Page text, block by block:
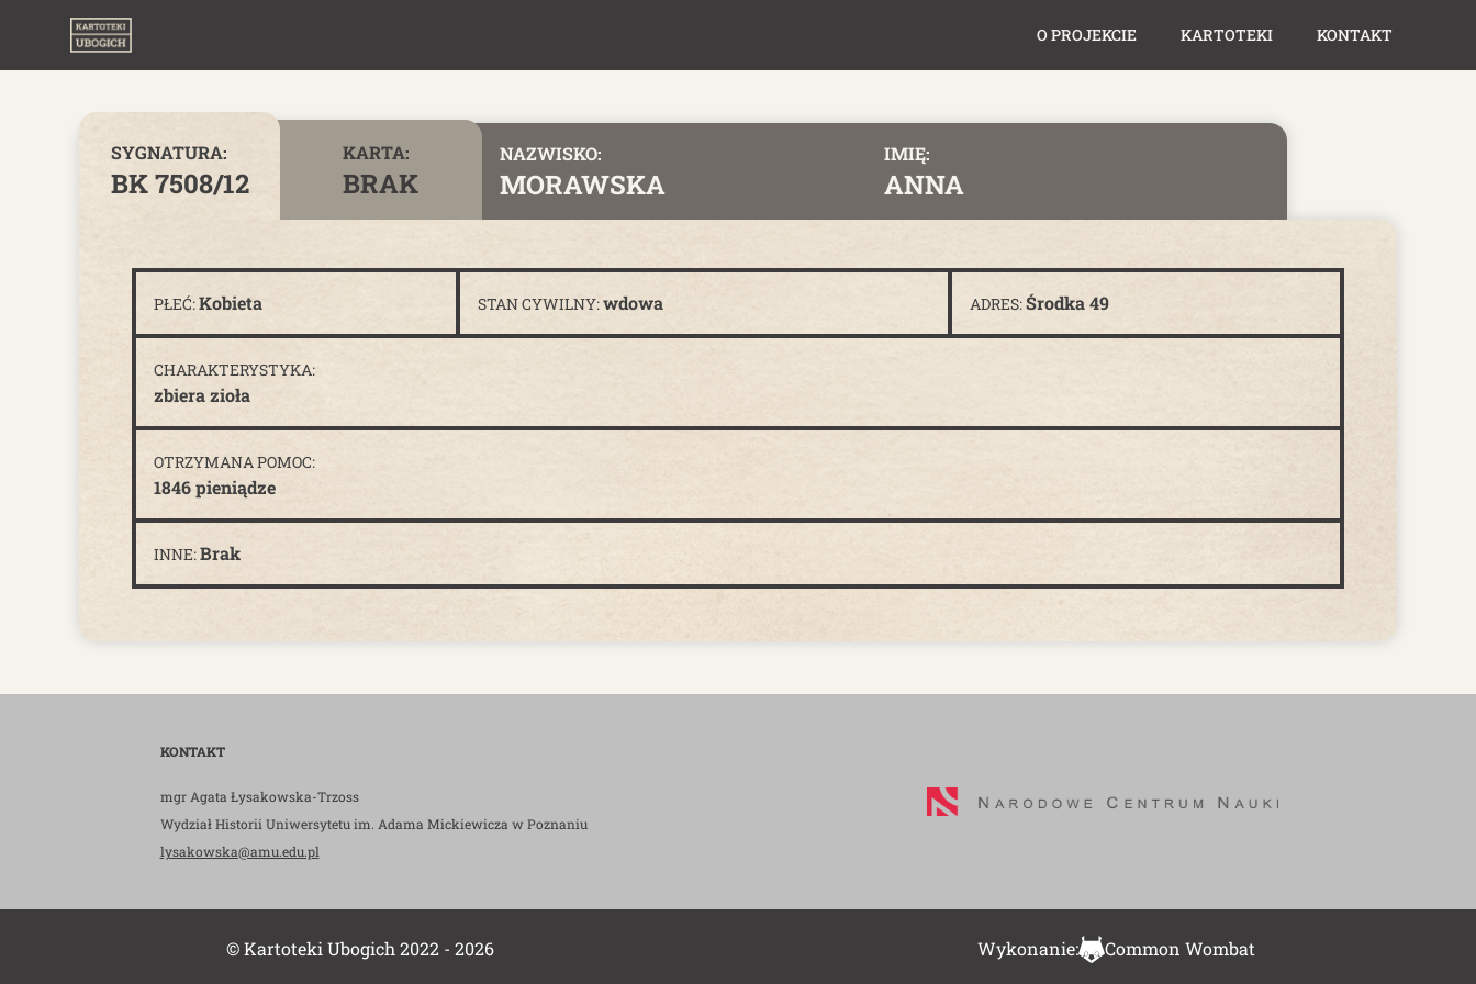
O PROJEKCIE KARTOTEKI KONTAKT
SYGNATURA:
BK 7508/12
KARTA:
BRAK
NAZWISKO:
MORAWSKA
IMIĘ:
ANNA
PŁEĆ:Kobieta STAN CYWILNY:wdowa ADRES:Środka 49
CHARAKTERYSTYKA:
zbiera zioła
OTRZYMANA POMOC:
1846 pieniądze
INNE:Brak
KONTAKT
mgr Agata Łysakowska-Trzoss
Wydział Historii Uniwersytetu im. Adama Mickiewicza w Poznaniu
lysakowska@amu.edu.pl
© Kartoteki Ubogich 2022 - 2026 Wykonanie: Common Wombat